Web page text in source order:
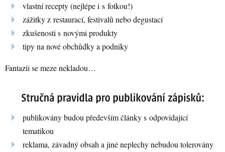
vlastní recepty (nejlépe i s fotkou!)
zážitky z restaurací, festivalů nebo degustací
zkušenosti s novými produkty
tipy na nové obchůdky a podniky
Fantazii se meze nekladou…
publikovány budou především články s odpovídající
tematikou
reklama, závadný obsah a jiné neplechy nebudou tolerovány